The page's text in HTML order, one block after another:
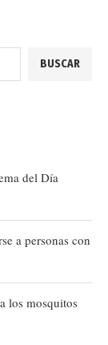
BUSCAR
del Día
a personas con
los mosquitos